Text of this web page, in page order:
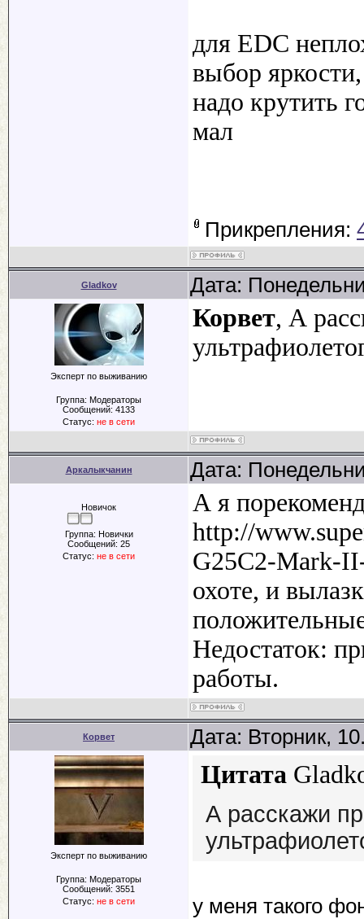
для EDC
выбор
надо крутить
мал
Прикрепления:
Gladkov Дата:
Эксперт по выживанию
Группа: Модераторы
Сообщений: 4133
Статус: не в сети
Корвет, А
Аркалыкчанин Дата:
Новичок
Группа: Новички
Сообщений: 25
Статус: не в сети
А я
http://
G25C2-Mark-
охоте, и
Недостаток:
работы.
Корвет Дата: Вторник,
Эксперт по выживанию
Группа: Модераторы
Сообщений: 3551
Статус: не в сети
Цитата
А расскажи
у меня такого